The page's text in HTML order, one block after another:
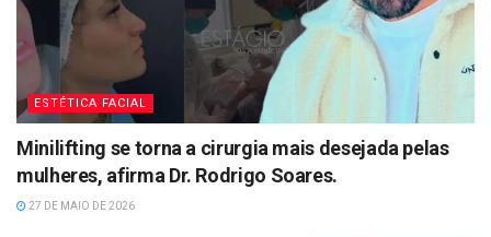
ESTÉTICA FACIAL
Minilifting se torna a cirurgia mais desejada pelas
mulheres, afirma Dr. Rodrigo Soares.
27 DE MAIO DE 2026